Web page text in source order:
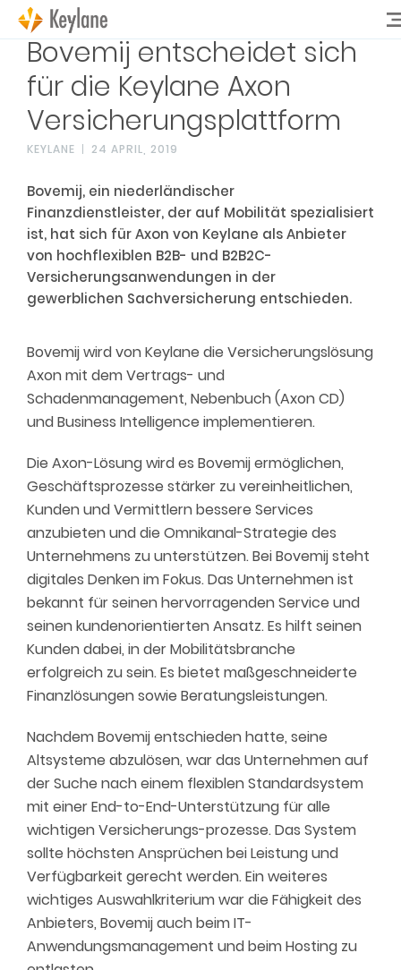
Bovemij entscheidet sich
für die Keylane Axon
Versicherungsplattform
KEYLANE 24 APRIL, 2019
Bovemij, ein niederländischer
Finanzdienstleister, der auf Mobilität spezialisiert
ist, hat sich für Axon von Keylane als Anbieter
von hochflexiblen B2B- und B2B2C-
Versicherungsanwendungen in der
gewerblichen Sachversicherung entschieden.
Bovemij wird von Keylane die Versicherungslösung
Axon mit dem Vertrags- und
Schadenmanagement, Nebenbuch (Axon CD)
und Business Intelligence implementieren.
Die Axon-Lösung wird es Bovemij ermöglichen,
Geschäftsprozesse stärker zu vereinheitlichen,
Kunden und Vermittlern bessere Services
anzubieten und die Omnikanal-Strategie des
Unternehmens zu unterstützen. Bei Bovemij steht
digitales Denken im Fokus. Das Unternehmen ist
bekannt für seinen hervorragenden Service und
seinen kundenorientierten Ansatz. Es hilft seinen
Kunden dabei, in der Mobilitätsbranche
erfolgreich zu sein. Es bietet maßgeschneiderte
Finanzlösungen sowie Beratungsleistungen.
Nachdem Bovemij entschieden hatte, seine
Altsysteme abzulösen, war das Unternehmen auf
der Suche nach einem flexiblen Standardsystem
mit einer End-to-End-Unterstützung für alle
wichtigen Versicherungs-prozesse. Das System
sollte höchsten Ansprüchen bei Leistung und
Verfügbarkeit gerecht werden. Ein weiteres
wichtiges Auswahlkriterium war die Fähigkeit des
Anbieters, Bovemij auch beim IT-
Anwendungsmanagement und beim Hosting zu